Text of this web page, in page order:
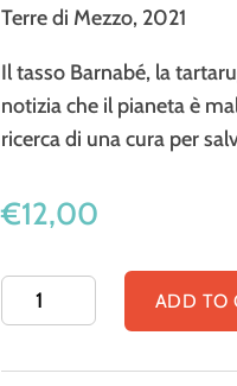
Terre di Mezzo, 2021
Il tasso Barnabé, la
notizia che il pianeta è
ricerca di una cura per
€12,00
Barnabé
cura
il
ADD TO